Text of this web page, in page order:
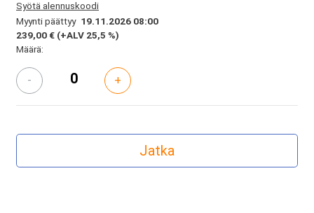
Syötä alennuskoodi
Myynti päättyy 19.11.2026 08:00
239,00 € (+ALV 25,5 %)
Määrä:
- +